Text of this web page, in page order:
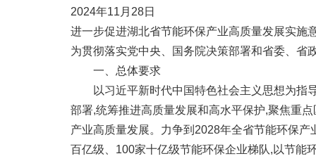
2024年11月28日
进一步促进湖北省节能环保产业高质量发展实施
为贯彻落实党中央、国务院决策部署和省委、省
一、总体要求
以习近平新时代中国特色社会主义思想为指导
部署,统筹推进高质量发展和高水平保护,聚焦重
产业高质量发展。力争到2028年全省节能环保
百亿级、100家十亿级节能环保企业梯队,以节能